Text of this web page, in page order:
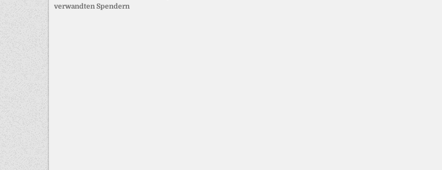
verwandten Spendern